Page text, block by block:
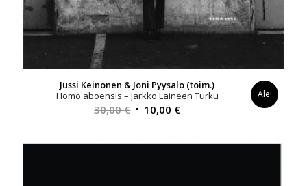
Jussi Keinonen & Joni Pyysalo (toim.)
Homo aboensis – Jarkko Laineen Turku
30,00€ Alkuperäinen
oli:
10,00 €Nykyinen
on:
Ale!